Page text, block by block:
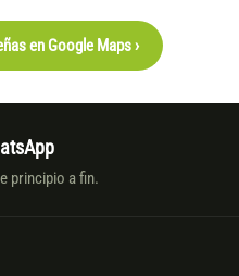
en Google Maps ›
principio a fin.